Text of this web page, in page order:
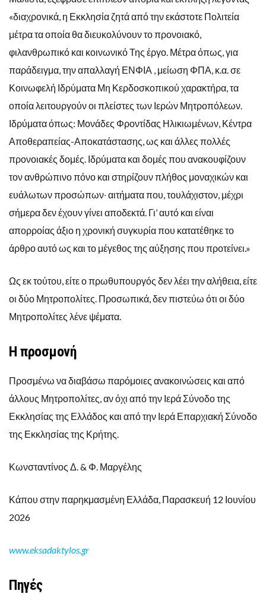
«διαχρονικά, η Εκκλησία ζητά από την εκάστοτε Πολιτεία
μέτρα τα οποία θα διευκολύνουν το προνοιακό,
φιλανθρωπικό και κοινωνικό Της έργο. Μέτρα όπως, για
παράδειγμα, την απαλλαγή ΕΝΦΙΑ , μείωση ΦΠΑ, κ.α. σε
Κοινωφελή Ιδρύματα Μη Κερδοσκοπικού χαρακτήρα, τα
οποία λειτουργούν οι πλείστες των Ιερών Μητροπόλεων.
Ιδρύματα όπως: Μονάδες Φροντίδας Ηλικιωμένων, Κέντρα
Αποθεραπείας-Αποκατάστασης, ως και άλλες πολλές
προνοιακές δομές. Ιδρύματα και δομές που ανακουφίζουν
τον ανθρώπινο πόνο και στηρίζουν πλήθος μοναχικών και
ευάλωτων προσώπων∙ αιτήματα που, τουλάχιστον, μέχρι
σήμερα δεν έχουν γίνει αποδεκτά. Γι’ αυτό και είναι
απορροίας άξιο η χρονική συγκυρία που κατατέθηκε το
άρθρο αυτό ως και το μέγεθος της αύξησης που προτείνει.»
Ως εκ τούτου, είτε ο πρωθυπουργός δεν λέει την αλήθεια, είτε
οι δύο Μητροπολίτες. Προσωπικά, δεν πιστεύω ότι οι δύο
Μητροπολίτες λένε ψέματα.
Η προσμονή
Προσμένω να διαβάσω παρόμοιες ανακοινώσεις και από
άλλους Μητροπολίτες, αν όχι από την Ιερά Σύνοδο της
Εκκλησίας της Ελλάδος και από την Ιερά Επαρχιακή Σύνοδο
της Εκκλησίας της Κρήτης.
Κωνσταντίνος Δ. & Φ. Μαργέλης
Κάπου στην παρηκμασμένη Ελλάδα, Παρασκευή 12 Ιουνίου
2026
www.eksadaktylos.gr
Πηγές